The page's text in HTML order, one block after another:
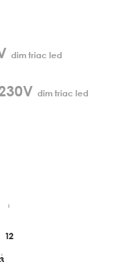
dim triac led
dim triac led